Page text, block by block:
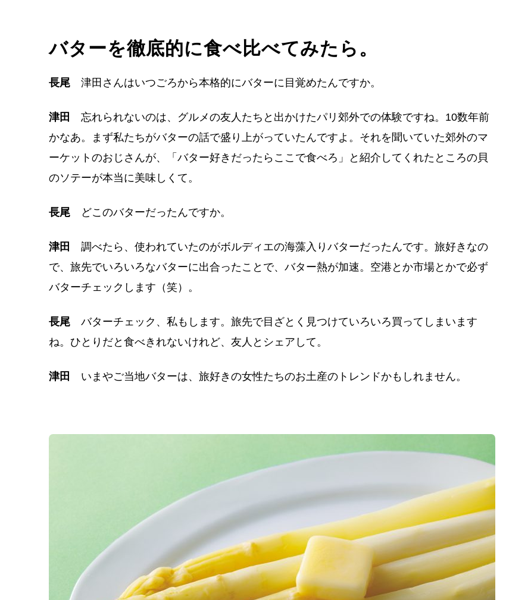
バターを徹底的に食べ比べてみたら。
長尾 津田さんはいつごろから本格的にバターに目覚めたんですか。
津田
忘れられないのは、グルメの友人たちと出かけたパリ郊外での体験ですね。10数年前
かなあ。まず私たちがバターの話で盛り上がっていたんですよ。それを聞いていた郊外のマ
ーケットのおじさんが、「バター好きだったらここで食べろ」と紹介してくれたところの貝
のソテーが本当に美味しくて。
長尾 どこのバターだったんですか。
津田
調べたら、使われていたのがボルディエの海藻入りバターだったんです。旅好きなの
で、旅先でいろいろなバターに出合ったことで、バター熱が加速。空港とか市場とかで必ず
バターチェックします（笑）。
長尾 バターチェック、私もします。旅先で目ざとく見つけていろいろ買ってしまいます
ね。ひとりだと食べきれないけれど、友人とシェアして。
津田 いまやご当地バターは、旅好きの女性たちのお土産のトレンドかもしれません。